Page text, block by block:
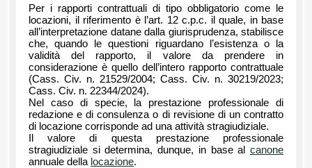
Per i rapporti contrattuali di tipo obbligatorio come le
locazioni, il riferimento è l’art. 12 c.p.c. il quale, in base
all’interpretazione datane dalla giurisprudenza, stabilisce
che, quando le questioni riguardano l’esistenza o la
validità del rapporto, il valore da prendere in
considerazione è quello dell’intero rapporto contrattuale
(Cass. Civ. n. 21529/2004; Cass. Civ. n. 30219/2023;
Cass. Civ. n. 22344/2024).
Nel caso di specie, la prestazione professionale di
redazione e di consulenza o di revisione di un contratto
di locazione corrisponde ad una attività stragiudiziale.
Il valore di questa prestazione professionale
stragiudiziale si determina, dunque, in base al canone
annuale della locazione.